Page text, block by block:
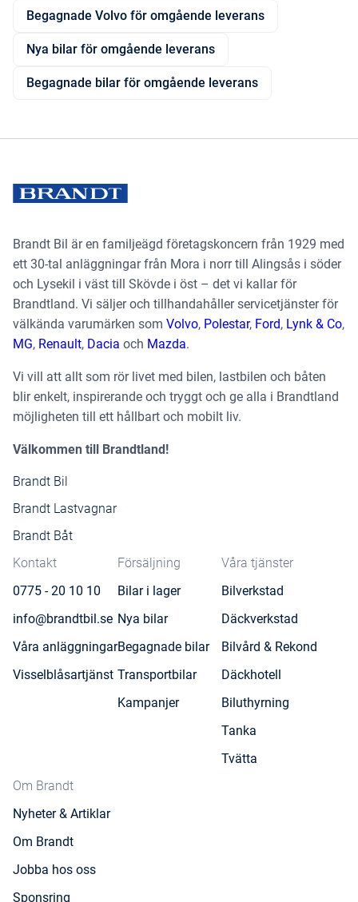
Begagnade Volvo för omgående leverans
Nya bilar för omgående leverans
Begagnade bilar för omgående leverans
Brandt Bil är en familjeägd företagskoncern från 1929 med
ett 30-tal anläggningar från Mora i norr till Alingsås i söder
och Lysekil i väst till Skövde i öst – det vi kallar för
Brandtland. Vi säljer och tillhandahåller servicetjänster för
välkända varumärken som Volvo, Polestar, Ford, Lynk & Co,
MG, Renault, Dacia och Mazda.
Vi vill att allt som rör livet med bilen, lastbilen och båten
blir enkelt, inspirerande och tryggt och ge alla i Brandtland
möjligheten till ett hållbart och mobilt liv.
Välkommen till Brandtland!
Brandt Bil
Brandt Lastvagnar
Brandt Båt
Kontakt
0775 - 20 10 10
info@brandtbil.se
Våra anläggningar
Visselblåsartjänst
Försäljning
Bilar i lager
Nya bilar
Begagnade bilar
Transportbilar
Kampanjer
Våra tjänster
Bilverkstad
Däckverkstad
Bilvård & Rekond
Däckhotell
Biluthyrning
Tanka
Tvätta
Om Brandt
Nyheter & Artiklar
Om Brandt
Jobba hos oss
Sponsring